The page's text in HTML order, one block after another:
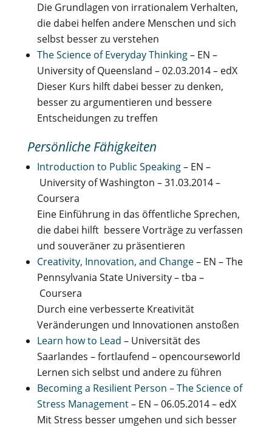
Die Grundlagen von irrationalem Verhalten,
die dabei helfen andere Menschen und sich
selbst besser zu verstehen
The Science of Everyday Thinking– EN –
University of Queensland – 02.03.2014 – edX
Dieser Kurs hilft dabei besser zu denken,
besser zu argumentieren und bessere
Entscheidungen zu treffen
Persönliche Fähigkeiten
Introduction to Public Speaking– EN –
University of Washington – 31.03.2014 –
Coursera
Eine Einführung in das öffentliche Sprechen,
die dabei hilft bessere Vorträge zu verfassen
und souveräner zu präsentieren
Creativity, Innovation, and Change– EN – The
Pennsylvania State University – tba –
Coursera
Durch eine verbesserte Kreativität
Veränderungen und Innovationen anstoßen
Learn how to Lead – Universität des
Saarlandes – fortlaufend – opencourseworld
Lernen sich selbst und andere zu führen
Becoming a Resilient Person – The Science of
Stress Management– EN – 06.05.2014 – edX
Mit Stress besser umgehen und sich besser